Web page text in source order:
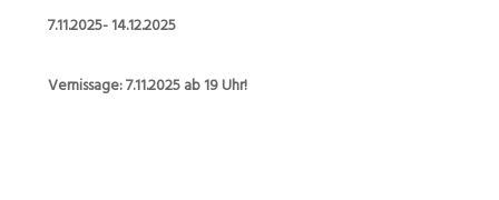
7.11.2025- 14.12.2025
Vernissage: 7.11.2025 ab 19 Uhr!